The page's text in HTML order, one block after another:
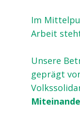
Im
Arbeit
Unsere
geprägt